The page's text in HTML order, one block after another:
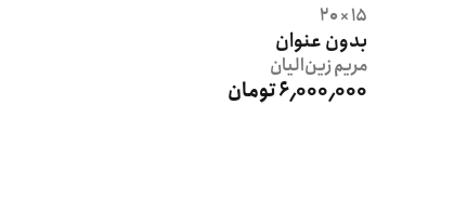
15 × 20
بدون عنوان
مریمزین‌الیان
6٬000٬000 تومان